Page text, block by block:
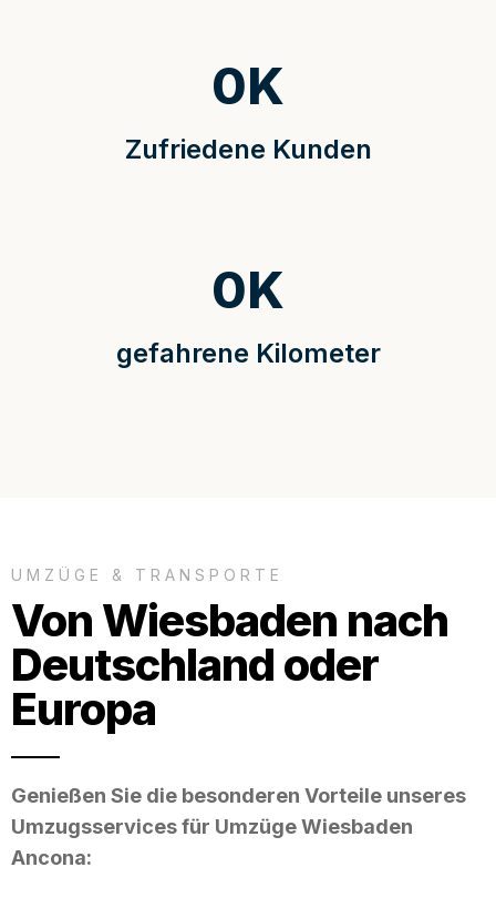
Zufriedene Kunden
0K
gefahrene Kilometer
0K
UMZÜGE & TRANSPORTE
Von Wiesbaden nach
Deutschland oder
Europa
Genießen Sie die besonderen Vorteile unseres
Umzugsservices für Umzüge Wiesbaden
Ancona: